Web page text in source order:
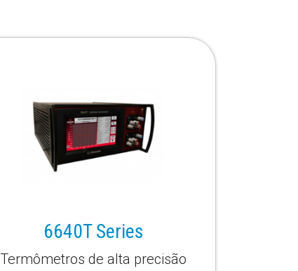
6640T Series
Termômetros de alta precisão